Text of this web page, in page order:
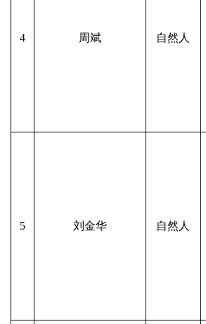
4 周斌 自然人
5 刘金华 自然人